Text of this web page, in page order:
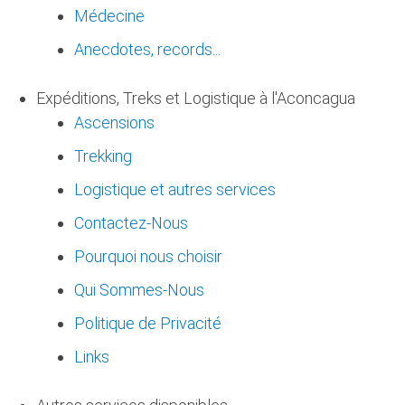
Médecine
Anecdotes, records...
Expéditions, Treks et Logistique à l'Aconcagua
Ascensions
Trekking
Logistique et autres services
Contactez-Nous
Pourquoi nous choisir
Qui Sommes-Nous
Politique de Privacité
Links